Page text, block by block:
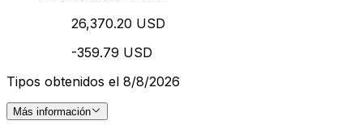
26,370.20 USD
-359.79 USD
Tipos obtenidos el 8/8/2026
Más información